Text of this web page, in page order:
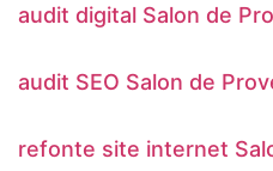
audit digital Salon de
audit SEO Salon de
refonte site internet